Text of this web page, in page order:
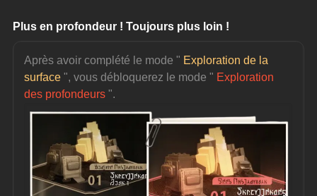
Plus en profondeur ! Toujours plus loin !
Après avoir complété le mode " Exploration de la
surface ", vous débloquerez le mode " Exploration
des profondeurs ".